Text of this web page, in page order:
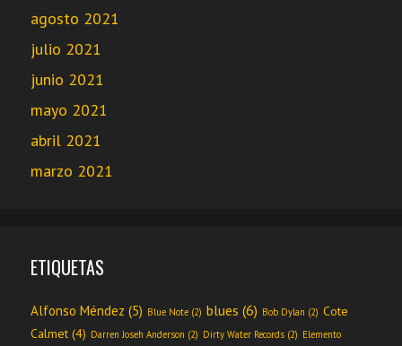
agosto 2021
julio 2021
junio 2021
mayo 2021
abril 2021
marzo 2021
ETIQUETAS
Alfonso Méndez (5) Blue Note (2) blues (6) Bob Dylan (2) Cote
Calmet (4) Darren Joseh Anderson (2) Dirty Water Records (2) Elemento